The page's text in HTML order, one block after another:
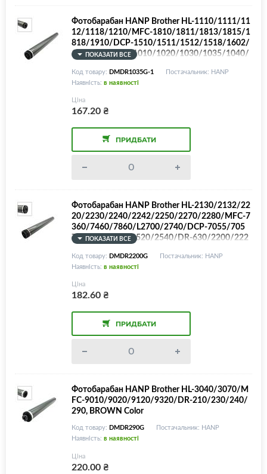
Фотобарабан HANP Brother HL-1110/1111/11
12/1118/1210/MFC-1810/1811/1813/1815/1
818/1910/DCP-1510/1511/1512/1518/1602/
1610/DR-1000/1010/1020/1030/1035/1040/
1050/1060/1070/1075, BROWN Color
ПОКАЗАТИ ВСЕ
Код товару: DMDR1035G-1
Постачальник: HANP
Наявність: в наявності
Ціна
167.20₴
ПРИДБАТИ
Фотобарабан HANP Brother HL-2130/2132/22
20/2230/2240/2242/2250/2270/2280/MFC-7
360/7460/7860/L2700/2740/DCP-7055/705
7/7065/7070/L2520/2540/DR-630/2200/222
5/2255, BROWN Color
ПОКАЗАТИ ВСЕ
Код товару: DMDR2200G
Постачальник: HANP
Наявність: в наявності
Ціна
182.60₴
ПРИДБАТИ
Фотобарабан HANP Brother HL-3040/3070/M
FC-9010/9020/9120/9320/DR-210/230/240/
290, BROWN Color
Код товару: DMDR290G
Постачальник: HANP
Наявність: в наявності
Ціна
220.00₴